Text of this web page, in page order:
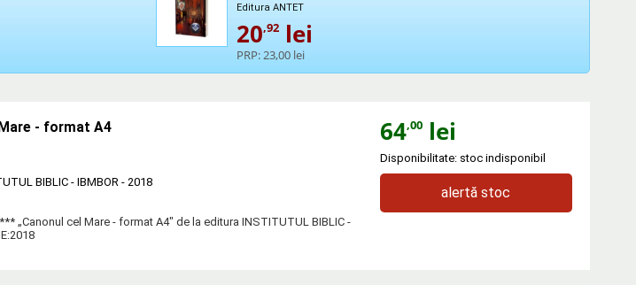
Editura ANTET
20,92 lei
PRP: 23,00 lei
- format A4
BIBLIC - IBMBOR - 2018
„Canonul cel Mare - format A4" de la editura INSTITUTUL BIBLIC -
64,00lei
Disponibilitate: stoc indisponibil
alertă stoc